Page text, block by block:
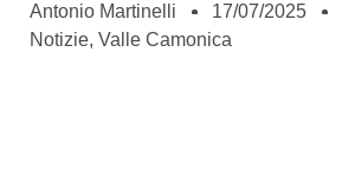
Antonio Martinelli 17/07/2025
Notizie, Valle Camonica